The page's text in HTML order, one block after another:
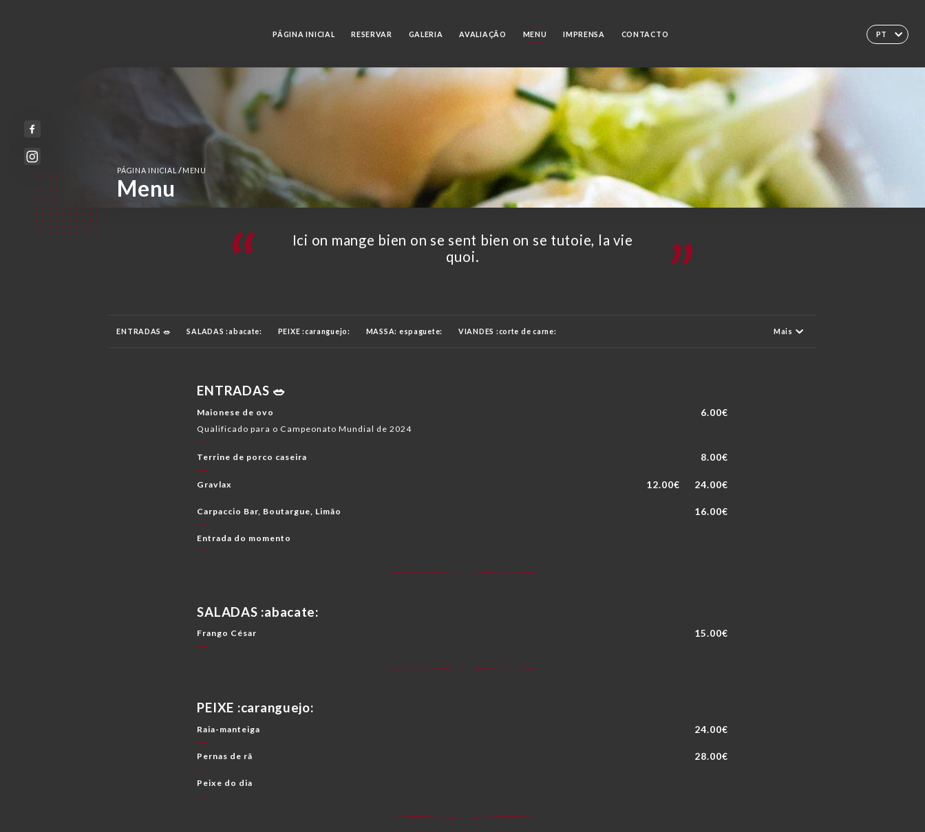
PT
PÁGINA INICIAL RESERVAR GALERIA AVALIAÇÃO MENU IMPRENSA CONTACTO
PÁGINA INICIAL/ MENU
Menu
Ici on mange bien on se sent bien on se tutoie, la vie
quoi.
ENTRADAS 🥗 SALADAS :abacate: PEIXE :caranguejo: MASSA: espaguete: VIANDES :corte de carne:
BOISSONS :copo-com-canudo: VINHOS BRANCOS
Mais
ENTRADAS 🥗
Maionese de ovo 6.00€
Qualificado para o Campeonato Mundial de 2024
Terrine de porco caseira 8.00€
Gravlax 12.00€ 24.00€
Carpaccio Bar, Boutargue, Limão 16.00€
Entrada do momento
SALADAS :abacate:
Frango César 15.00€
PEIXE :caranguejo:
Raia-manteiga 24.00€
Pernas de rã 28.00€
Peixe do dia